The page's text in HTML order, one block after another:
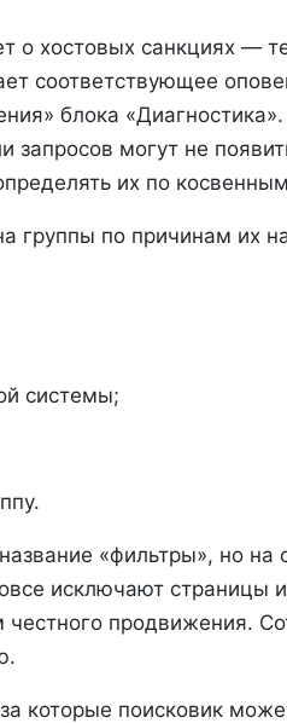
о хостовых санкциях —
соответствующее
блока
запросов могут не
их по
группы по причинам их
системы;
«фильтры», но на
исключают страницы
честного продвижения.
которые поисковик